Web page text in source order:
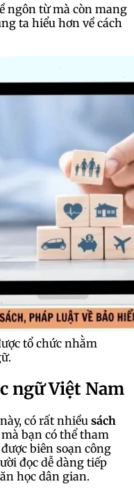
ngôn từ mà còn mang
ta hiểu hơn về cách
tổ chức nhằm
ngữ Việt Nam
có rất nhiều sách
mà bạn có thể tham
biên soạn công
đọc dễ dàng tiếp
học dân gian.